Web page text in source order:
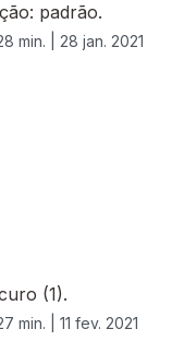
padrão.
min. | 28 jan. 2021
(1).
min. | 11 fev. 2021